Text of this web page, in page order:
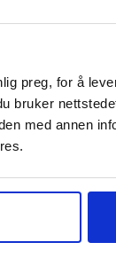
preg, for å
bruker
med annen